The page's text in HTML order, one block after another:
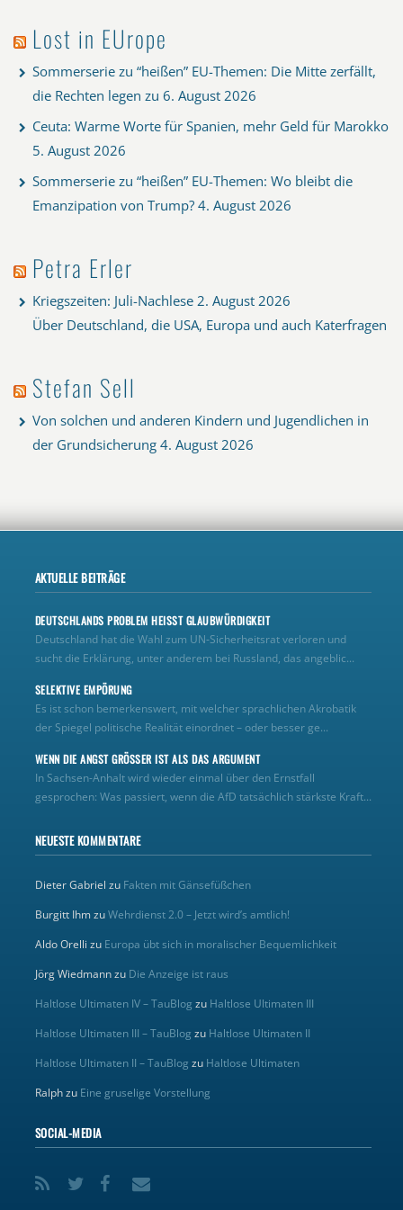
Lost in EUrope
Sommerserie zu “heißen” EU-Themen: Die Mitte zerfällt,
die Rechten legen zu 6. August 2026
Ceuta: Warme Worte für Spanien, mehr Geld für Marokko
5. August 2026
Sommerserie zu “heißen” EU-Themen: Wo bleibt die
Emanzipation von Trump? 4. August 2026
Petra Erler
Kriegszeiten: Juli-Nachlese 2. August 2026
Über Deutschland, die USA, Europa und auch Katerfragen
Stefan Sell
Von solchen und anderen Kindern und Jugendlichen in
der Grundsicherung 4. August 2026
AKTUELLE BEITRÄGE
DEUTSCHLANDS PROBLEM HEISST GLAUBWÜRDIGKEIT
Deutschland hat die Wahl zum UN‑Sicherheitsrat verloren und
sucht die Erklärung, unter anderem bei Russland, das angeblic...
SELEKTIVE EMPÖRUNG
Es ist schon bemerkenswert, mit welcher sprachlichen Akrobatik
der Spiegel politische Realität einordnet – oder besser ge...
WENN DIE ANGST GRÖSSER IST ALS DAS ARGUMENT
In Sachsen-Anhalt wird wieder einmal über den Ernstfall
gesprochen: Was passiert, wenn die AfD tatsächlich stärkste Kraft...
NEUESTE KOMMENTARE
Dieter Gabriel zu Fakten mit Gänsefüßchen
Burgitt IhmzuWehrdienst 2.0 – Jetzt wird’s amtlich!
Aldo Orelli zu Europa übt sich in moralischer Bequemlichkeit
Jörg Wiedmannzu Die Anzeige ist raus
Haltlose Ultimaten IV – TauBlog zu Haltlose Ultimaten III
Haltlose Ultimaten III – TauBlog zu Haltlose Ultimaten II
Haltlose Ultimaten II – TauBlog zu Haltlose Ultimaten
Ralphzu Eine gruselige Vorstellung
SOCIAL-MEDIA